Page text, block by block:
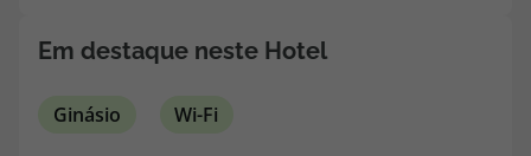
Em destaque neste Hotel
Ginásio Wi-Fi